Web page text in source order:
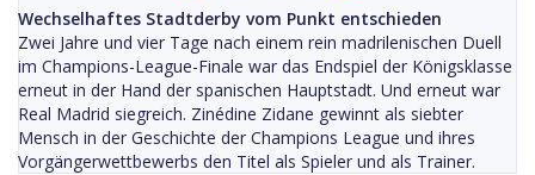
Wechselhaftes Stadtderby vom Punkt entschieden
Zwei Jahre und vier Tage nach einem rein madrilenischen Duell
im Champions-League-Finale war das Endspiel der Königsklasse
erneut in der Hand der spanischen Hauptstadt. Und erneut war
Real Madrid siegreich. Zinédine Zidane gewinnt als siebter
Mensch in der Geschichte der Champions League und ihres
Vorgängerwettbewerbs den Titel als Spieler und als Trainer.